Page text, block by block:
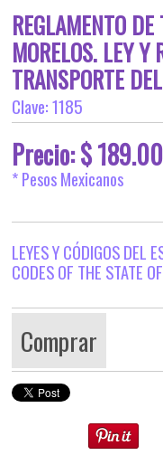
REGLAMENTO
MORELOS. LEY Y
TRANSPORTE
Clave: 1185
Precio: $
* Pesos Mexicanos
LEYES Y CÓDIGOS DEL
CODES OF THE STATE
Comprar